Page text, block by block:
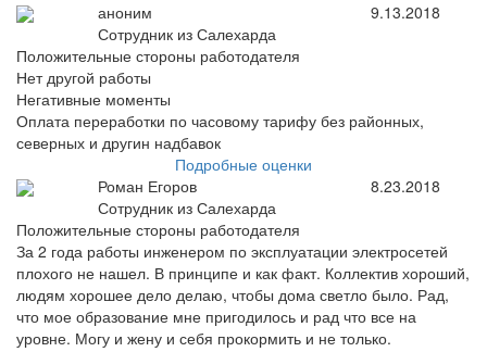
аноним
Сотрудник из Салехарда
9.13.2018
Положительные стороны работодателя
Нет другой работы
Негативные моменты
Оплата переработки по часовому тарифу без районных,
северных и другин надбавок
Подробные оценки
Роман Егоров
Сотрудник из Салехарда
8.23.2018
Положительные стороны работодателя
За 2 года работы инженером по эксплуатации электросетей
плохого не нашел. В принципе и как факт. Коллектив хороший,
людям хорошее дело делаю, чтобы дома светло было. Рад,
что мое образование мне пригодилось и рад что все на
уровне. Могу и жену и себя прокормить и не только.